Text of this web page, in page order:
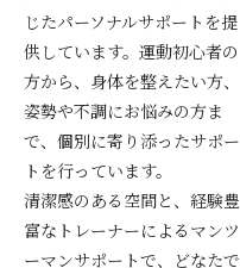
じたパーソナルサポートを提
供しています。運動初心者の
方から、身体を整えたい方、
姿勢や不調にお悩みの方ま
で、個別に寄り添ったサポー
トを行っています。
清潔感のある空間と、経験豊
富なトレーナーによるマンツ
ーマンサポートで、どなたで